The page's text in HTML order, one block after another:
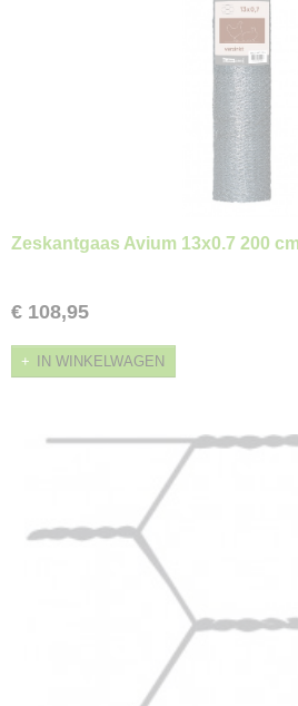
Zeskantgaas Avium 13x0.7 200
€ 108,95
IN WINKELWAGEN